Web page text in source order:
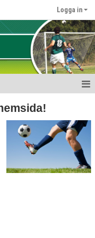
Logga in